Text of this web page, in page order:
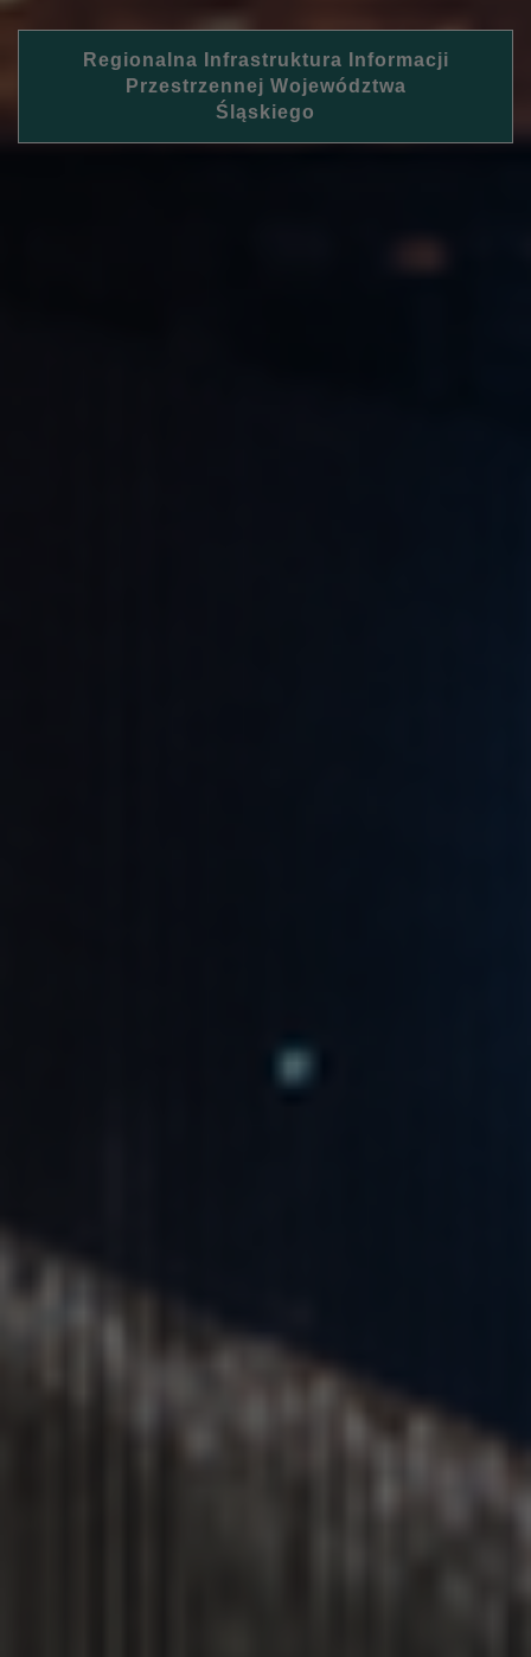
Regionalna Infrastruktura Informacji
Przestrzennej Województwa
Śląskiego